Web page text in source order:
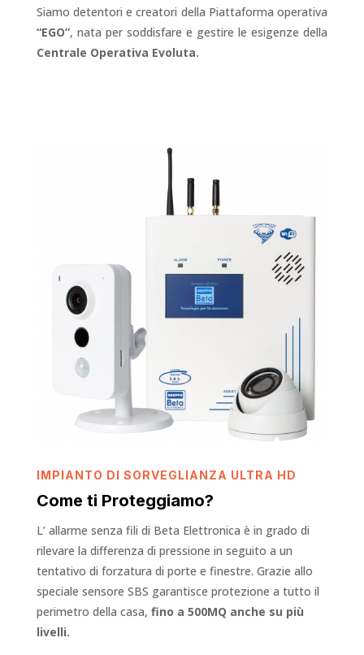
Siamo detentori e creatori della Piattaforma operativa
“EGO”, nata per soddisfare e gestire le esigenze della
Centrale Operativa Evoluta.
IMPIANTO DI SORVEGLIANZA ULTRA HD
Come ti Proteggiamo?
L’ allarme senza fili di Beta Elettronica è in grado di
rilevare la differenza di pressione in seguito a un
tentativo di forzatura di porte e finestre. Grazie allo
speciale sensore SBS garantisce protezione a tutto il
perimetro della casa, fino a 500MQ anche su più
livelli.